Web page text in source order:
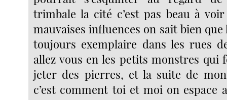
trimbale la cité c’est pas beau à
mauvaises influences on sait bien que
toujours exemplaire dans les rues
allez vous en les petits monstres qui
jeter des pierres, et la suite de
c’est comment toi et moi on espace